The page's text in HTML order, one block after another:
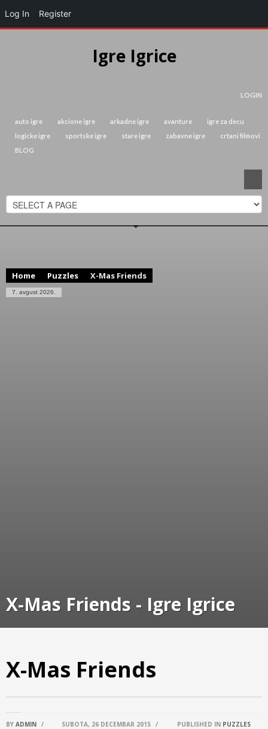
Igre Igrice
LOGIN
auto igre akcione igre arkadne igre avanture
igre za decu
logicke igre
sportske igre stare igre zabavne igre
crtani filmovi
BLOG
Home Puzzles X-Mas Friends
7. avgust 2026.
X-Mas Friends - Igre Igrice
X-Mas Friends
BY ADMIN / SUBOTA, 26 DECEMBAR 2015 / PUBLISHED IN PUZZLES
Log In Register